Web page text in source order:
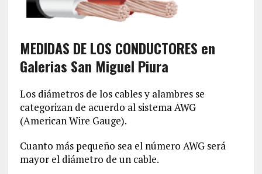
MEDIDAS DE LOS CONDUCTORES en
Galerias San Miguel Piura
Los diámetros de los cables y alambres se
categorizan de acuerdo al sistema AWG
(American Wire Gauge).
Cuanto más pequeño sea el número AWG será
mayor el diámetro de un cable.